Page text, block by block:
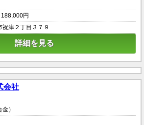
円
祝津２丁目３７９
詳細を見る
会社
）